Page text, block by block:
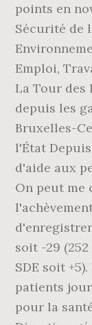
points en
Sécurité de
Emploi,
La Tour des
depuis les
Bruxelles-
l'État
d'aide aux
On peut me
soit -29 (252
SDE soit
patients
pour la